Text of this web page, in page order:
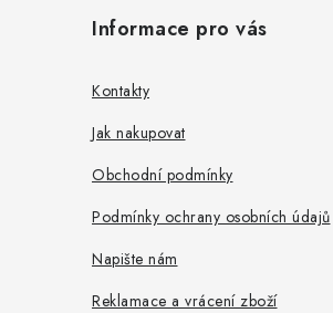
Informace pro vás
Kontakty
Jak nakupovat
Obchodní podmínky
Podmínky ochrany osobních údajů
Napište nám
Reklamace a vrácení zboží